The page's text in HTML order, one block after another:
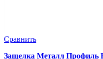
Сравнить
Защелка Металл Профиль